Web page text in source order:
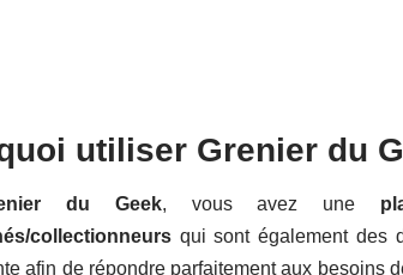
utiliser Grenier du
du Geek, vous avez une
collectionneurs qui sont également des
afin de répondre parfaitement aux besoins